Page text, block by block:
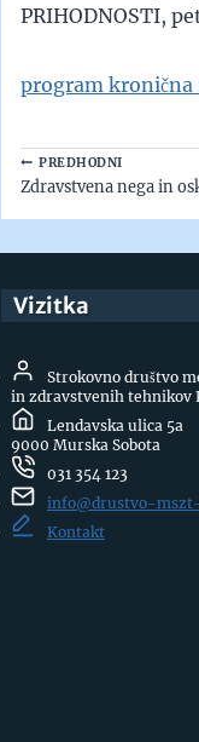
PRIHODNOSTI,
program kronična
Navigacija
prispevka
PREDHODNI
Zdravstvena nega in
Vizitka
Strokovno društvo
in zdravstvenih tehnikov
Lendavska ulica 5a
9000 Murska Sobota
031 354 123
info@drustvo-
Kontakt